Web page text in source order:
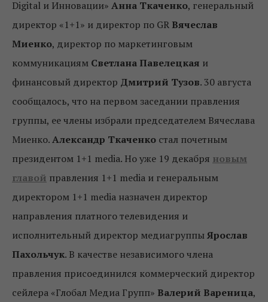
Digital и Инновации» Анна Ткаченко, генеральный
директор «1+1» и директор по GR Вячеслав
Миенко, директор по маркетинговым
коммуникациям Светлана Павелецкая и
финансовый директор Дмитрий Тузов. 30 августа
сообщалось, что на первом заседании правления
группы, ее члены избрали председателем Вячеслава
Миенко.Александр Ткаченко стал почетным
президентом 1+1 media. Но уже 19 декабря новым
главой правления 1+1 media и генеральным
директором 1+1 media назначен директор
направления платного телевидения и
исполнительный директор медиагруппыЯрослав
Пахольчук. В качестве независимого члена
правления присоединился коммерческий директор
сейлера «Глобал Медиа Групп» Валерий Вареница,